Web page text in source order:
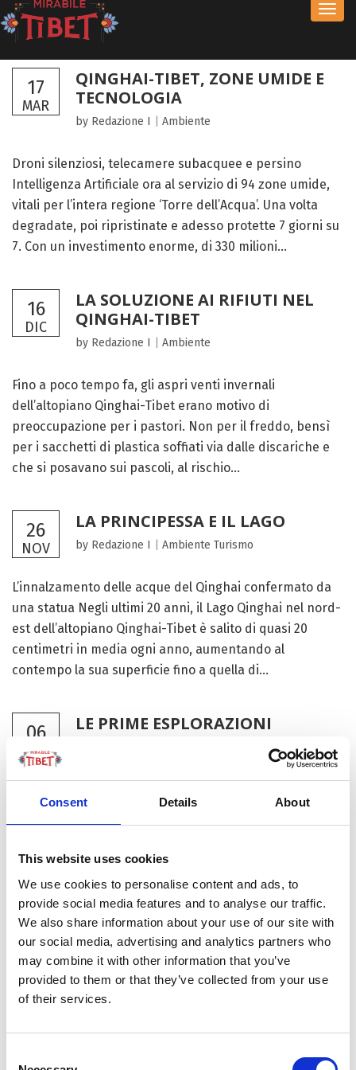
Consent Details About
This website uses cookies
We use cookies to personalise content and ads, to
provide social media features and to analyse our traffic.
We also share information about your use of our site with
our social media, advertising and analytics partners who
may combine it with other information that you’ve
provided to them or that they’ve collected from your use
of their services.
17
MAR
QINGHAI-TIBET, ZONE UMIDE E
TECNOLOGIA
by Redazione I Ambiente
Droni silenziosi, telecamere subacquee e persino
Intelligenza Artificiale ora al servizio di 94 zone umide,
vitali per l’intera regione ‘Torre dell’Acqua’. Una volta
degradate, poi ripristinate e adesso protette 7 giorni su
7. Con un investimento enorme, di 330 milioni...
16
DIC
LA SOLUZIONE AI RIFIUTI NEL
QINGHAI-TIBET
by Redazione I Ambiente
Fino a poco tempo fa, gli aspri venti invernali
dell’altopiano Qinghai-Tibet erano motivo di
preoccupazione per i pastori. Non per il freddo, bensì
per i sacchetti di plastica soffiati via dalle discariche e
che si posavano sui pascoli, al rischio...
26
NOV
LA PRINCIPESSA E IL LAGO
by Redazione I Ambiente Turismo
L’innalzamento delle acque del Qinghai confermato da
una statua Negli ultimi 20 anni, il Lago Qinghai nel nord-
est dell’altopiano Qinghai-Tibet è salito di quasi 20
centimetri in media ogni anno, aumentando al
contempo la sua superficie fino a quella di...
06
SET
LE PRIME ESPLORAZIONI
L’Altopiano tibetano: una regione abitata già in epoca
preistorica, e fin dai primi Denisoviani, ma la cui Storia,
mentre i primi testi tibetani documentano il Regno...
11
AGO
IL LAGO QINGHAI STA SALENDO
by Redazione I| Ambiente
dell’altopiano Qinghai-Tibet e dell’Asia centrale è